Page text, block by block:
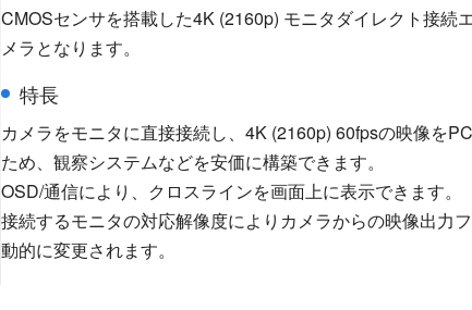
CMOSセンサを搭載した4K (2160p) モニタダイレクト接続
メラとなります。
特長
カメラをモニタに直接接続し、4K (2160p) 60fpsの映像を
ため、観察システムなどを安価に構築できます。
OSD/通信により、クロスラインを画面上に表示できます。
接続するモニタの対応解像度によりカメラからの映像出力
動的に変更されます。